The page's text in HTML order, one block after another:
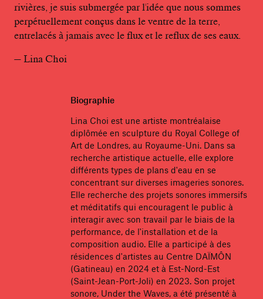
rivières, je suis submergée par l'idée que nous sommes
perpétuellement conçus dans le ventre de la terre,
entrelacés à jamais avec le flux et le reflux de ses eaux.
— Lina Choi
Biographie
Lina Choi est une artiste montréalaise
diplômée en sculpture du Royal College of
Art de Londres, au Royaume-Uni. Dans sa
recherche artistique actuelle, elle explore
différents types de plans d'eau en se
concentrant sur diverses imageries sonores.
Elle recherche des projets sonores immersifs
et méditatifs qui encouragent le public à
interagir avec son travail par le biais de la
performance, de l'installation et de la
composition audio. Elle a participé à des
résidences d'artistes au Centre DAÏMÔN
(Gatineau) en 2024 et à Est-Nord-Est
(Saint-Jean-Port-Joli) en 2023. Son projet
sonore, Under the Waves, a été présenté à